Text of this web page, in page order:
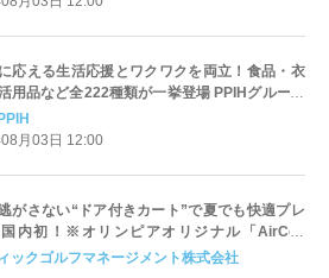
応える生活応援とワクワクを両立！食品・衣
用品など全222種類が一挙登場 PPIHグループ
」＆セール 8月6日(木)より順次スタート
月03日 12:00
がさない“ドア付きカート”で夏でも快適プレ
初！※オリンピアオリジナル「AirCon
アコンカート）」導入 | ＰＧＭ
ックゴルフマネージメント株式会社